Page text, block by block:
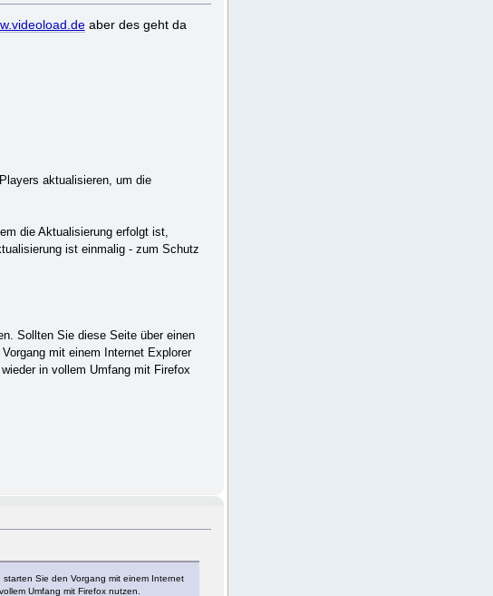
aber des geht da
aktualisieren, um die
die Aktualisierung erfolgt ist,
ist einmalig - zum Schutz
Sollten Sie diese Seite über einen
mit einem Internet Explorer
in vollem Umfang mit Firefox
Sie den Vorgang mit einem Internet
Umfang mit Firefox nutzen.